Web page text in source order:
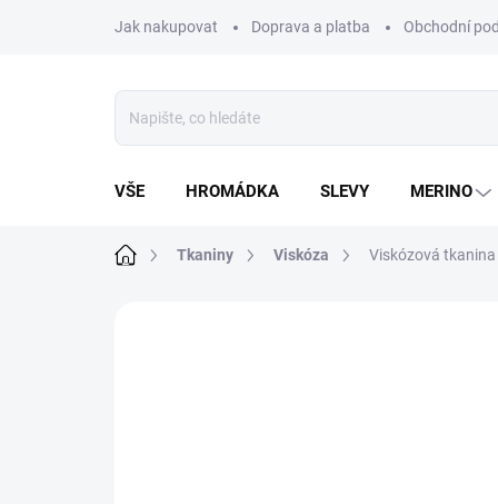
Jak nakupovat Doprava a platba Obchodní
VŠE HROMÁDKA SLEVY MERINO
Domů Tkaniny Viskóza Viskózová